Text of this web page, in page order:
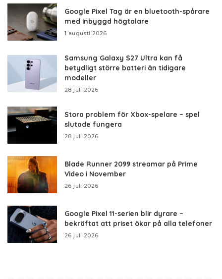
Google Pixel Tag är en bluetooth-spårare
med inbyggd högtalare
1 augusti 2026
Samsung Galaxy S27 Ultra kan få
betydligt större batteri än tidigare
modeller
28 juli 2026
Stora problem för Xbox-spelare – spel
slutade fungera
28 juli 2026
Blade Runner 2099 streamar på Prime
Video i November
26 juli 2026
Google Pixel 11-serien blir dyrare –
bekräftat att priset ökar på alla telefoner
26 juli 2026